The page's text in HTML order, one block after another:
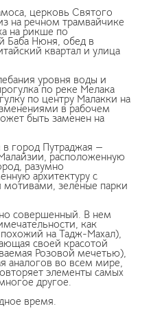
церковь Святого
на речном трамвайчике
на рикше по
Баба Нюня, обед в
квартал и улица
уровня воды и
по реке Мелака
по центру Малакки на
в рабочем
быть заменен на
в город Путраджая —
расположенную
разумно
архитектуру с
зеленые парки
совершенный. В нем
как
на Тадж-Махал),
своей красотой
Розовой мечетью),
аналогов во всем мире,
элементы самых
другое.
время.